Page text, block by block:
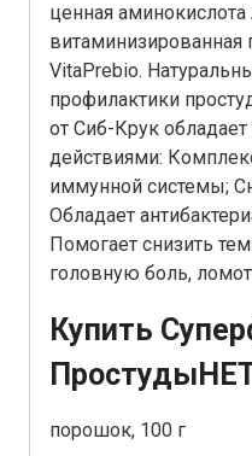
ценная
витаминизированная
VitaPrebio.
профилактики
от Сиб-Крук
действиями:
иммунной системы;
Обладает
Помогает снизить
головную боль,
Купить
порошок, 100 г